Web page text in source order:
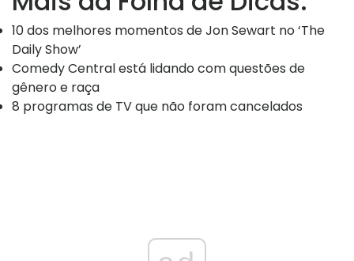
10 dos melhores momentos de Jon Sewart no ‘The
Daily Show’
Comedy Central está lidando com questões de
gênero e raça
8 programas de TV que não foram cancelados